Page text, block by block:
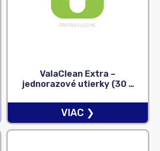
ValaClean Extra –
jednorazové utierky (30 x
VIAC ❯